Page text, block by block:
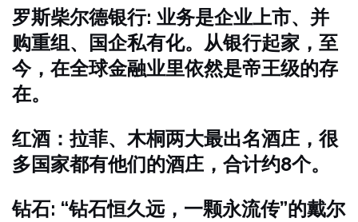
罗斯柴尔德银行: 业务是企业上市、并
购重组、国企私有化。从银行起家，至
今，在全球金融业里依然是帝王级的存
在。
红酒：拉菲、木桐两大最出名酒庄，很
多国家都有他们的酒庄，合计约8个。
钻石: “钻石恒久远，一颗永流传”的戴尔